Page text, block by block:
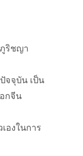
ริชญา
จจุบัน เป็น
กจีน
องในการ